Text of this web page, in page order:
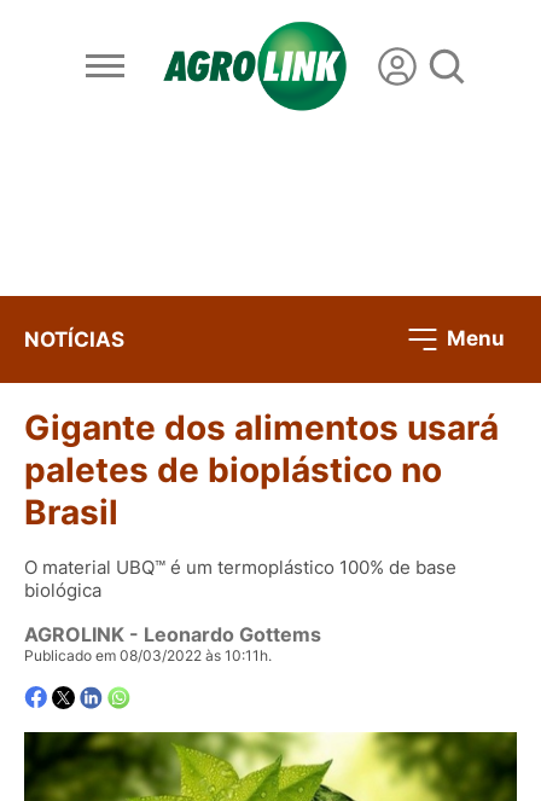
NOTÍCIAS Menu
Gigante dos alimentos usará
paletes de bioplástico no
Brasil
O material UBQ™ é um termoplástico 100% de base
biológica
AGROLINK - Leonardo Gottems
Publicado em 08/03/2022 às 10:11h.